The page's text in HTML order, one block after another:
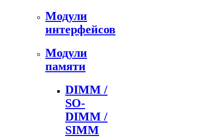
Модули
интерфейсов
Модули
памяти
DIMM /
SO-
DIMM /
SIMM